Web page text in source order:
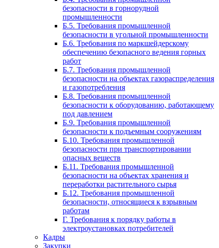
безопасности в горнорудной
промышленности
Б.5. Требования промышленной
безопасности в угольной промышленности
Б.6. Требования по маркшейдерскому
обеспечению безопасного ведения горных
работ
Б.7. Требования промышленной
безопасности на объектах газораспределения
и газопотребления
Б.8. Требования промышленной
безопасности к оборудованию, работающему
под давлением
Б.9. Требования промышленной
безопасности к подъемным сооружениям
Б.10. Требования промышленной
безопасности при транспортировании
опасных веществ
Б.11. Требования промышленной
безопасности на объектах хранения и
переработки растительного сырья
Б.12. Требования промышленной
безопасности, относящиеся к взрывным
работам
Г. Требования к порядку работы в
электроустановках потребителей
Кадры
Закупки